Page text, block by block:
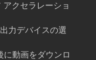
クセラレーショ
力デバイスの選
動画をダウンロ